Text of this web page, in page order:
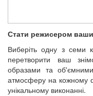
Стати режисером
Виберіть одну з семи
перетворити ваш
образами та
атмосферу на кожному
унікальному виконанні.